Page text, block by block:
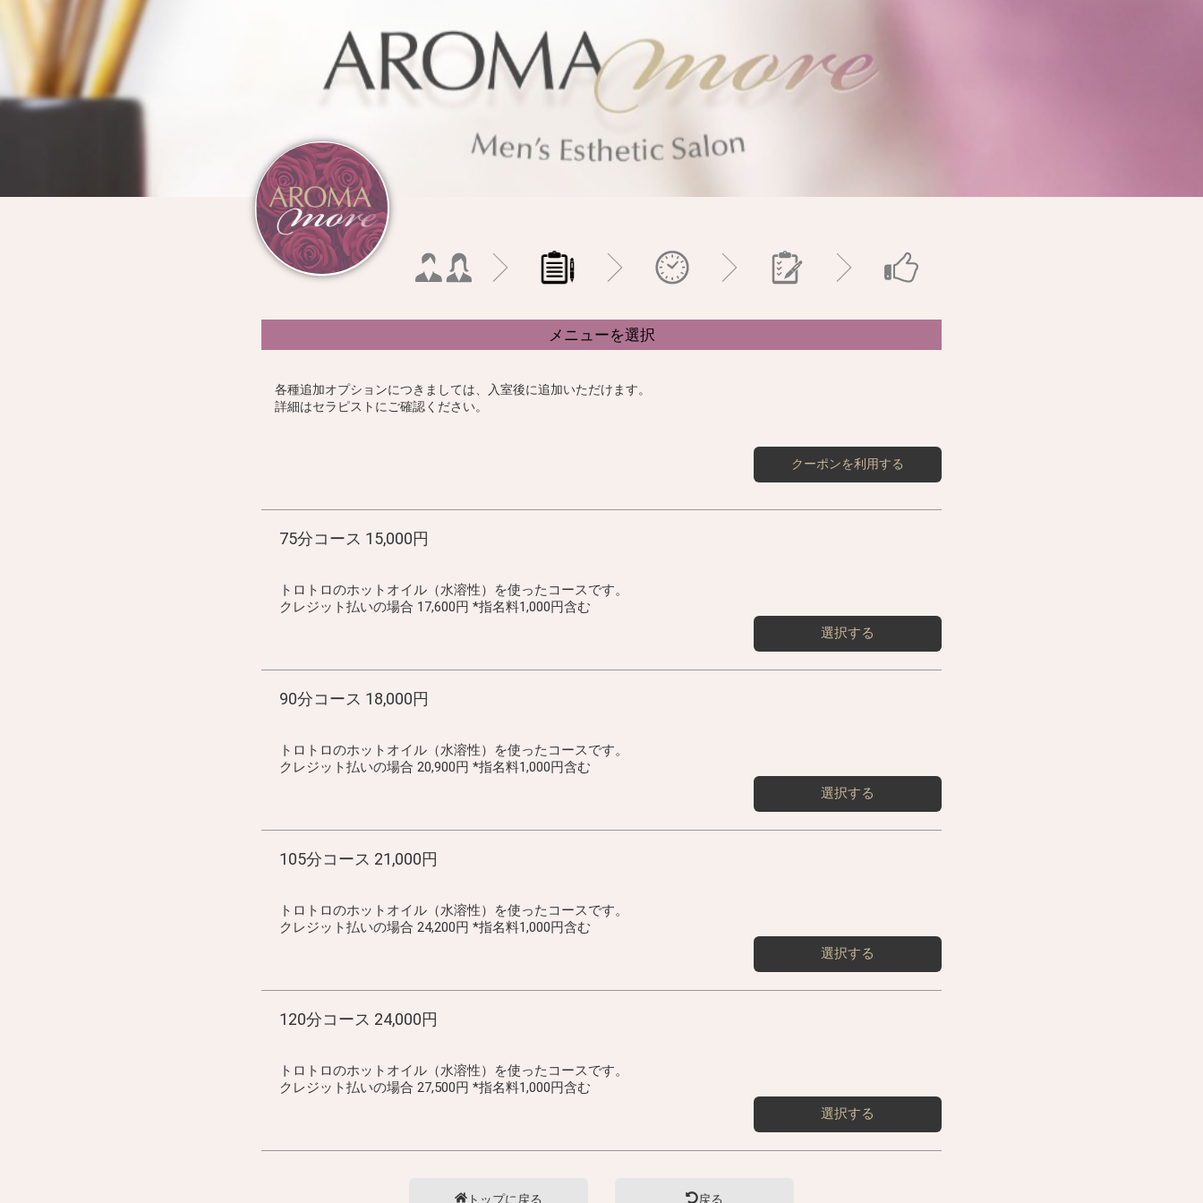
メニューを選択
各種追加オプションにつきましては、入室後に追加いただけます。
詳細はセラピストにご確認ください。
クーポンを利用する
75分コース 15,000円
トロトロのホットオイル（水溶性）を使ったコースです。
クレジット払いの場合 17,600円 *指名料1,000円含む
選択する
90分コース 18,000円
トロトロのホットオイル（水溶性）を使ったコースです。
クレジット払いの場合 20,900円 *指名料1,000円含む
選択する
105分コース 21,000円
トロトロのホットオイル（水溶性）を使ったコースです。
クレジット払いの場合 24,200円 *指名料1,000円含む
選択する
120分コース 24,000円
トロトロのホットオイル（水溶性）を使ったコースです。
クレジット払いの場合 27,500円 *指名料1,000円含む
選択する